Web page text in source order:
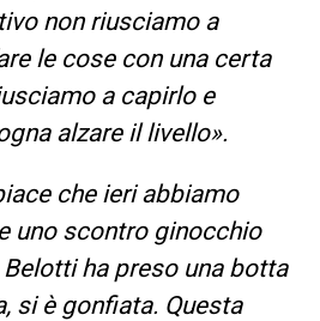
non riusciamo a
le cose con una certa
a capirlo e
alzare il livello».
che ieri abbiamo
uno scontro ginocchio
ha preso una botta
si è gonfiata. Questa